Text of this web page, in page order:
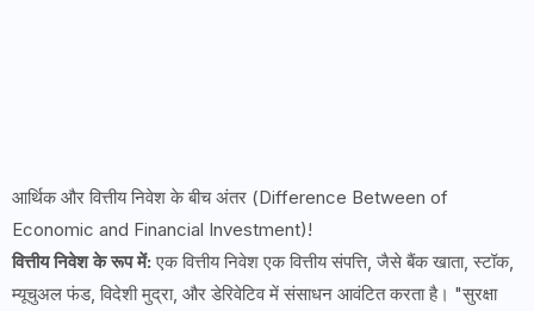
आर्थिक और वित्तीय निवेश के बीच अंतर (Difference Between of
Economic and Financial Investment)!
वित्तीय निवेश के रूप में: एक वित्तीय निवेश एक वित्तीय संपत्ति, जैसे बैंक खाता, स्टॉक,
म्यूचुअल फंड, विदेशी मुद्रा, और डेरिवेटिव में संसाधन आवंटित करता है। "सुरक्षा